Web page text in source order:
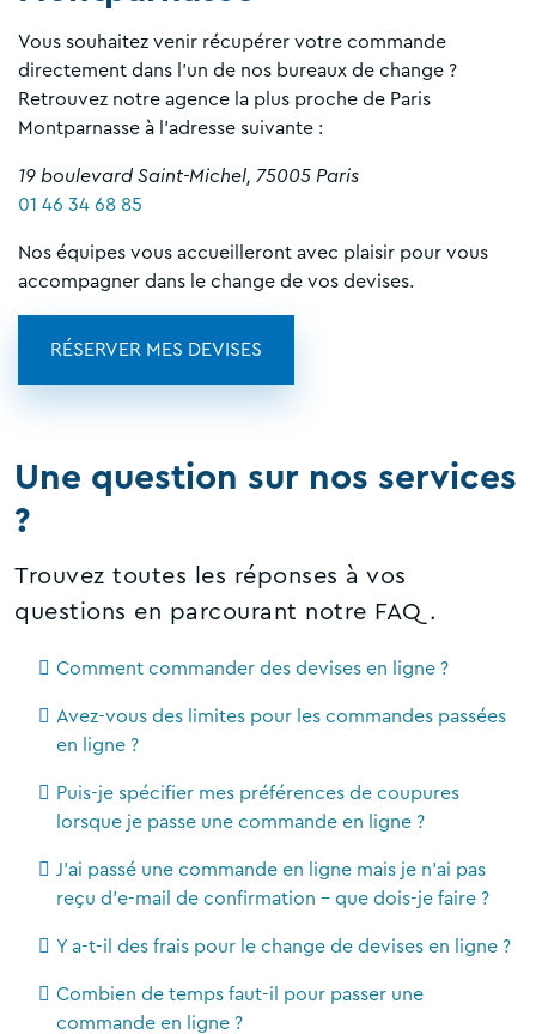
Vous souhaitez venir récupérer votre commande
directement dans l'un de nos bureaux de change ?
Retrouvez notre agence la plus proche de Paris
Montparnasse à l'adresse suivante :
19 boulevard Saint-Michel, 75005 Paris
01 46 34 68 85
Nos équipes vous accueilleront avec plaisir pour vous
accompagner dans le change de vos devises.
RÉSERVER MES DEVISES
Une question sur nos services
?
Trouvez toutes les réponses à vos
questions en parcourant notre FAQ.
Comment commander des devises en ligne ?
Avez-vous des limites pour les commandes passées
en ligne ?
Puis-je spécifier mes préférences de coupures
lorsque je passe une commande en ligne ?
J'ai passé une commande en ligne mais je n'ai pas
reçu d'e-mail de confirmation - que dois-je faire ?
Y a-t-il des frais pour le change de devises en ligne ?
Combien de temps faut-il pour passer une
commande en ligne ?